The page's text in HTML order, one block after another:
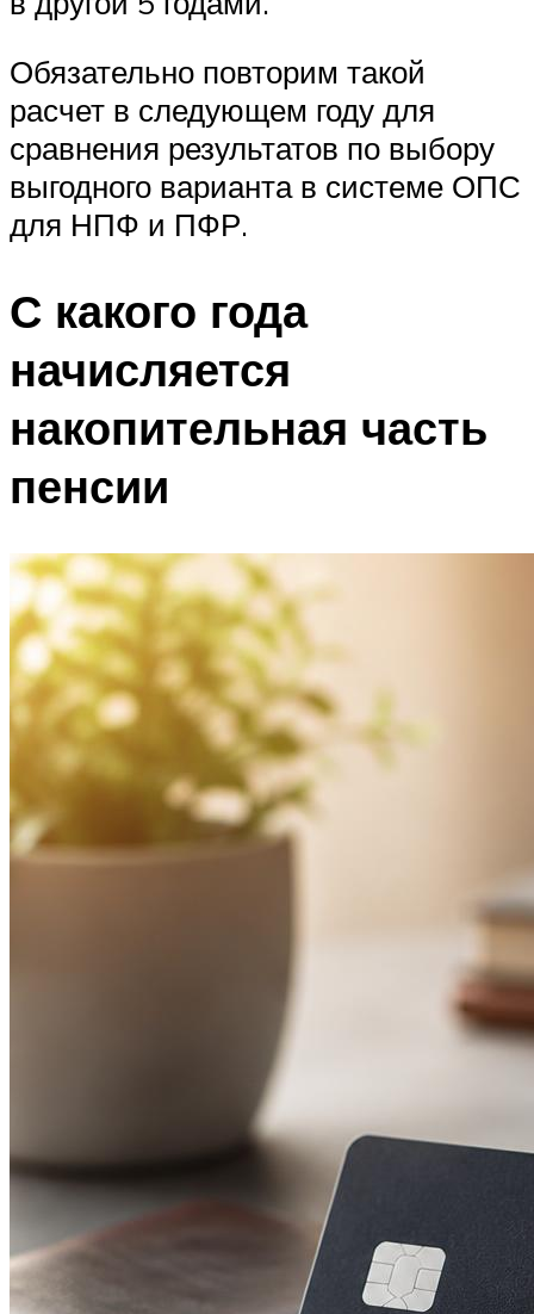
Обязательно повторим такой
расчет в следующем году для
сравнения результатов по выбору
выгодного варианта в системе ОПС
для НПФ и ПФР.
С какого года
начисляется
накопительная часть
пенсии